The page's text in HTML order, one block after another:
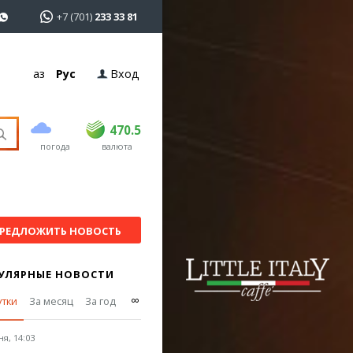
+7 (701) 233 33 81
Қаз Рус Вход
погода
470.5
USD 469 470.5
EUR валюта
НОВОСТЬ
НОВОСТИ
За месяц За год ∞
14:03